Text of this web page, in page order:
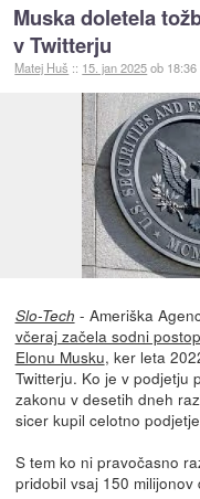
Muska doletela
v Twitterju
Matej Huš :: 15. jan 2025ob 18:36
Slo-Tech - Ameriška
včeraj začela sodni
Elonu Musku, ker leta
Twitterju. Ko je v podjetju
zakonu v desetih dneh
sicer kupil celotno
S tem ko ni pravočasno
pridobil vsaj 150